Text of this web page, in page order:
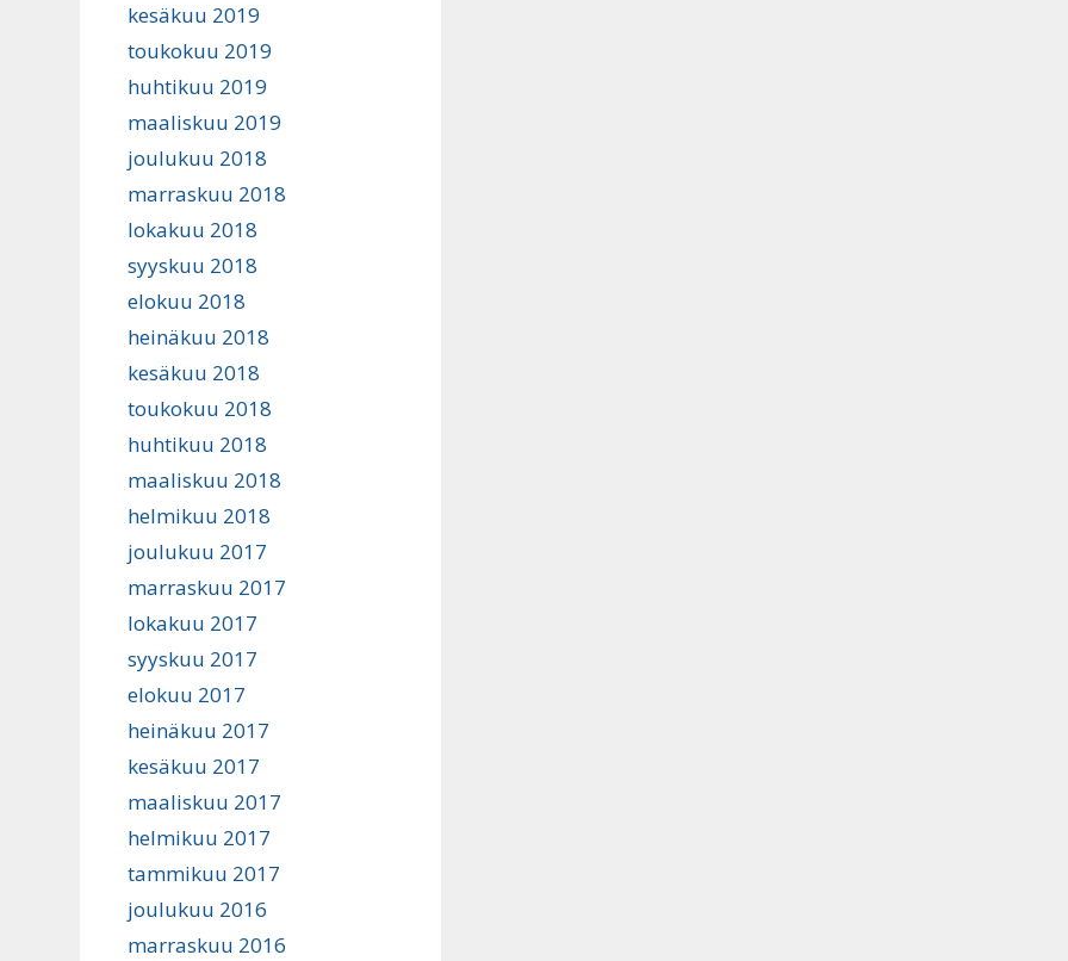
kesäkuu 2019
toukokuu 2019
huhtikuu 2019
maaliskuu 2019
joulukuu 2018
marraskuu 2018
lokakuu 2018
syyskuu 2018
elokuu 2018
heinäkuu 2018
kesäkuu 2018
toukokuu 2018
huhtikuu 2018
maaliskuu 2018
helmikuu 2018
joulukuu 2017
marraskuu 2017
lokakuu 2017
syyskuu 2017
elokuu 2017
heinäkuu 2017
kesäkuu 2017
maaliskuu 2017
helmikuu 2017
tammikuu 2017
joulukuu 2016
marraskuu 2016